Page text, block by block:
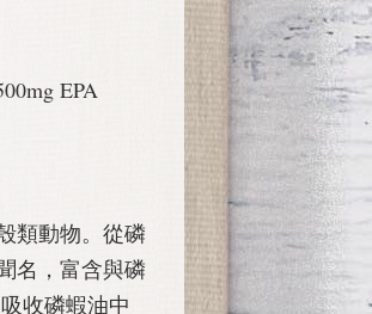
EPA
類動物。從磷
名，富含與磷
收磷蝦油中